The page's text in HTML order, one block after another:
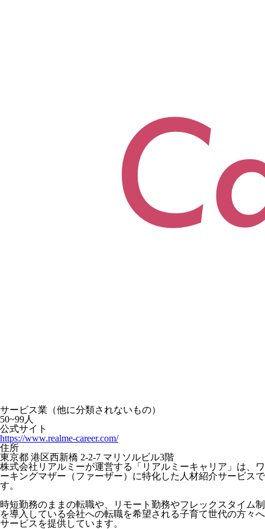
サービス業（他に分類されないもの）
50~99人
公式サイト
https://www.realme-career.com/
住所
東京都 港区西新橋 2-2-7 マリソルビル3階
株式会社リアルミーが運営する「リアルミーキャリア」は、ワ
ーキングマザー（ファーザー）に特化した人材紹介サービスで
す。
時短勤務のままの転職や、リモート勤務やフレックスタイム制
を導入している会社への転職を希望される子育て世代の方々へ
サービスを提供しています。